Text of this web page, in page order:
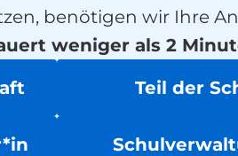
benötigen wir Ihre
weniger als 2
Teil der